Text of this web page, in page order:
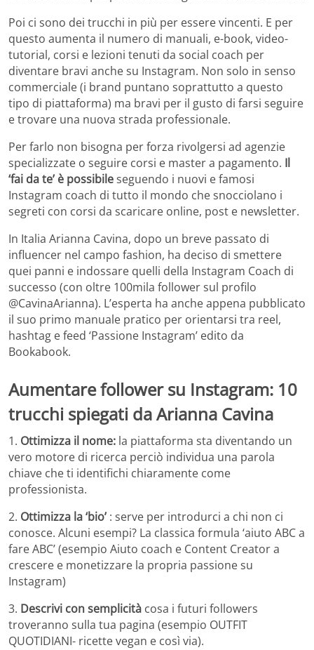
Poi ci sono dei trucchi in più per essere vincenti. E per
questo aumenta il numero di manuali, e-book, video-
tutorial, corsi e lezioni tenuti da social coach per
diventare bravi anche su Instagram. Non solo in senso
commerciale (i brand puntano soprattutto a questo
tipo di piattaforma) ma bravi per il gusto di farsi seguire
e trovare una nuova strada professionale.
Per farlo non bisogna per forza rivolgersi ad agenzie
specializzate o seguire corsi e master a pagamento. Il
‘fai da te’ è possibileseguendo i nuovi e famosi
Instagram coach di tutto il mondo che snocciolano i
segreti con corsi da scaricare online, post e newsletter.
In Italia Arianna Cavina, dopo un breve passato di
influencer nel campo fashion, ha deciso di smettere
quei panni e indossare quelli della Instagram Coach di
successo (con oltre 100mila follower sul profilo
@CavinaArianna). L’esperta ha anche appena pubblicato
il suo primo manuale pratico per orientarsi tra reel,
hashtag e feed ‘Passione Instagram’ edito da
Bookabook.
Aumentare follower su Instagram: 10
trucchi spiegati da Arianna Cavina
1. Ottimizza il nome: la piattaforma sta diventando un
vero motore di ricerca perciò individua una parola
chiave che ti identifichi chiaramente come
professionista.
2. Ottimizza la ‘bio’ : serve per introdurci a chi non ci
conosce. Alcuni esempi? La classica formula ‘aiuto ABC a
fare ABC’ (esempio Aiuto coach e Content Creator a
crescere e monetizzare la propria passione su
Instagram)
3. Descrivi con semplicità cosa i futuri followers
troveranno sulla tua pagina (esempio OUTFIT
QUOTIDIANI- ricette vegan e così via).